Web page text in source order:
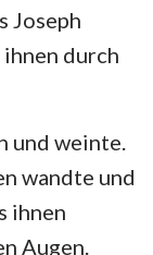
41
42
48
49
Joseph
durch
und weinte.
wandte und
ihnen
Augen.